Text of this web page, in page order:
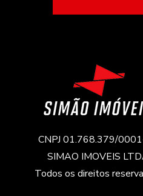
CNPJ 01.768.379/
SIMAO IMOVEIS
Todos os direitos